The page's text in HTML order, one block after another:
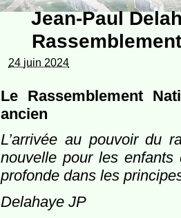
Jean-Paul
24 juin 2024
Le Rassemblement
ancien
L’arrivée au pouvoir du
nouvelle pour les
profonde dans les
Delahaye JP